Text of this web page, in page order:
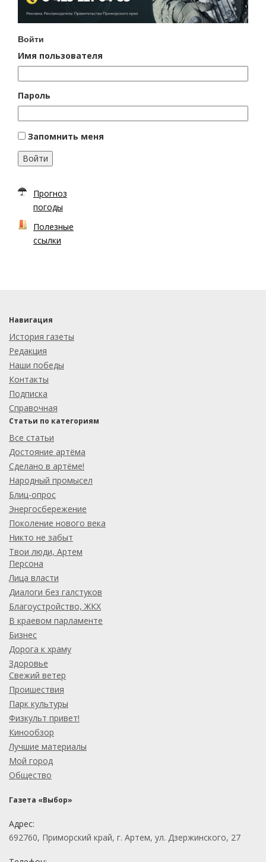
Войти
Имя пользователя
Пароль
Запомнить меня
Войти
Прогноз
погоды
Полезные
ссылки
Навигация
История газеты
Редакция
Наши победы
Контакты
Подписка
Справочная
Статьи по категориям
Все статьи
Достояние артёма
Сделано в артёме!
Народный промысел
Блиц-опрос
Энергосбережение
Поколение нового века
Никто не забыт
Твои люди, Артем
Персона
Лица власти
Диалоги без галстуков
Благоустройство, ЖКХ
В краевом парламенте
Бизнес
Дорога к храму
Здоровье
Свежий ветер
Проишествия
Парк культуры
Физкульт привет!
Кинообзор
Лучшие материалы
Мой город
Общество
Газета «Выбор»
Адрес:
692760, Приморский край, г. Артем, ул. Дзержинского, 27